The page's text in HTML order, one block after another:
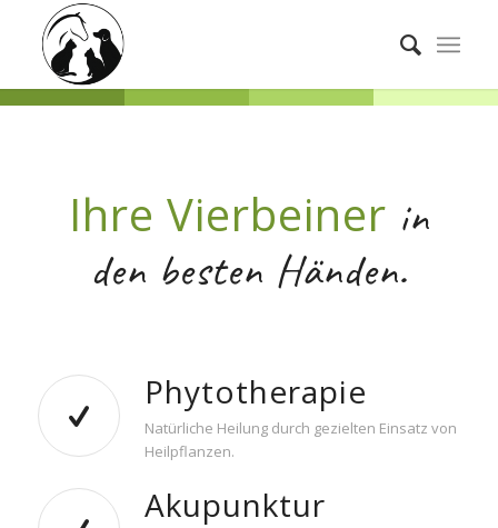
Ihre Vierbeiner in
den besten Händen.
Phytotherapie
Natürliche Heilung durch gezielten Einsatz von
Heilpflanzen.
Akupunktur